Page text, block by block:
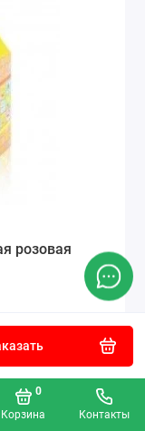
Корзина
0
Контакты
розовая